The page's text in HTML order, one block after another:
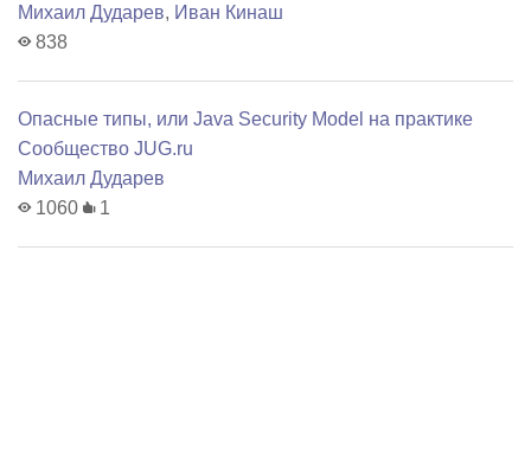
Михаил Дударев, Иван Кинаш
838
Опасные типы, или Java Security Model на практике
Сообщество JUG.ru
Михаил Дударев
1060
1